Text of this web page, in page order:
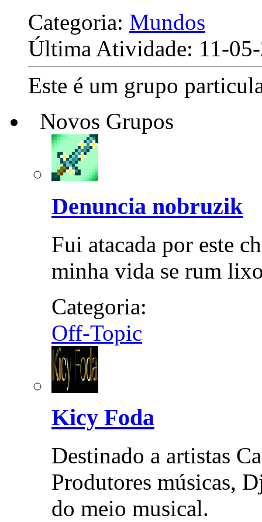
Categoria: Mundos
Última Atividade: 11-
Este é um grupo
Novos Grupos
Denuncia nobruzik
Fui atacada por este
minha vida se rum
Categoria:
Off-Topic
Kicy Foda
Destinado a artistas
Produtores músicas,
do meio musical.